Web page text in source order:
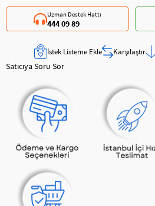
Uzman Destek Hattı
444 09 89
İstek Listeme Ekle Karşılaştır
Satıcıya Soru Sor